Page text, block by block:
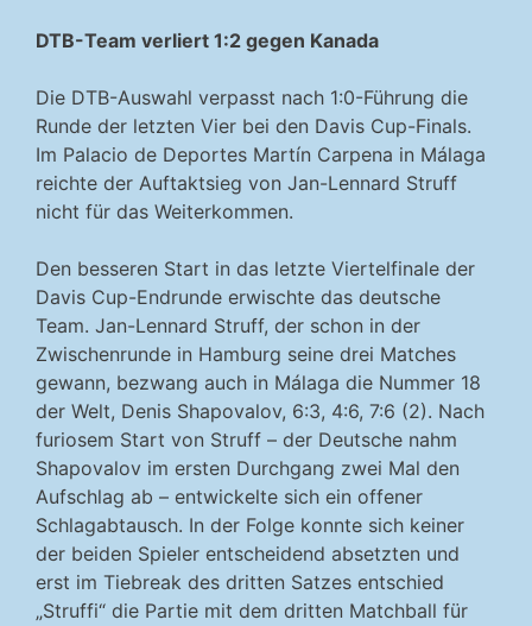
DTB-Team verliert 1:2 gegen Kanada
Die DTB-Auswahl verpasst nach 1:0-Führung die
Runde der letzten Vier bei den Davis Cup-Finals.
Im Palacio de Deportes Martín Carpena in Málaga
reichte der Auftaktsieg von Jan-Lennard Struff
nicht für das Weiterkommen.
Den besseren Start in das letzte Viertelfinale der
Davis Cup-Endrunde erwischte das deutsche
Team. Jan-Lennard Struff, der schon in der
Zwischenrunde in Hamburg seine drei Matches
gewann, bezwang auch in Málaga die Nummer 18
der Welt, Denis Shapovalov, 6:3, 4:6, 7:6 (2). Nach
furiosem Start von Struff – der Deutsche nahm
Shapovalov im ersten Durchgang zwei Mal den
Aufschlag ab – entwickelte sich ein offener
Schlagabtausch. In der Folge konnte sich keiner
der beiden Spieler entscheidend absetzten und
erst im Tiebreak des dritten Satzes entschied
„Struffi“ die Partie mit dem dritten Matchball für